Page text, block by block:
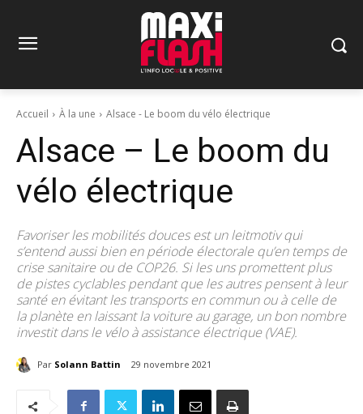
Accueil À la une Alsace - Le boom du vélo électrique
Alsace – Le boom du
vélo électrique
Favoriser les mobilités douces est un leitmotiv qui
s’entend aussi bien en période électorale qu’en temps de
crise sanitaire ou de COP26. Si les uns promettent plus
de pistes cyclables pendant que les autres pensent à leur
santé en évitant les transports en commun ou à celle de
la planète en laissant la voiture au garage, un bon nombre
investit dans le vélo à assistance électrique (VAE).
Par Solann Battin 29 novembre 2021